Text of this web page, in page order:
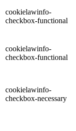
cookielawinfo-
checkbox-functional
cookielawinfo-
checkbox-functional
cookielawinfo-
checkbox-necessary